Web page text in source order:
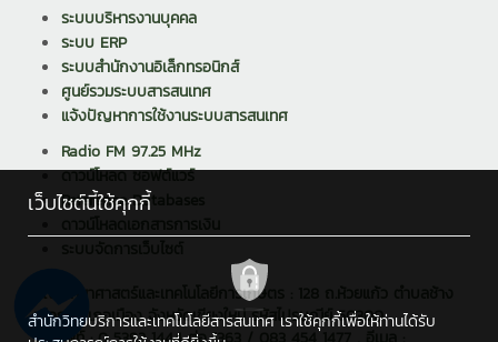
ระบบบริหารงานบุคคล
ระบบ ERP
ระบบสำนักงานอิเล็กทรอนิกส์
ศูนย์รวมระบบสารสนเทศ
แจ้งปัญหาการใช้งานระบบสารสนเทศ
Radio FM 97.25 MHz
ดาวน์โหลด ซอฟต์แวร์
Reference Databases
คณะวิทยาศาสตร์และเทคโนโลยีการเกษตร : 128 ถ.ห้วยแก้ว ตำบลช้าง
เผือก อำเภอเมือง จังหวัดเชียงใหม่ รหัสไปรษณีย์ 50300
เว็บไซต์นี้ใช้คุกกี้
สำนักวิทยบริการและเทคโนโลยีสารสนเทศ เราใช้คุกกี้เพื่อให้ท่านได้รับ